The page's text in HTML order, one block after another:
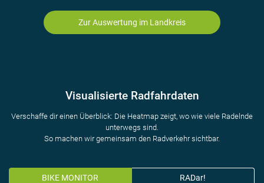
Zur Auswertung im Landkreis
Visualisierte Radfahrdaten
Verschaffe dir einen Überblick: Die Heatmap zeigt, wo wie viele Radelnde
unterwegs sind.
So machen wir gemeinsam den Radverkehr sichtbar.
BIKE MONITOR RADar!